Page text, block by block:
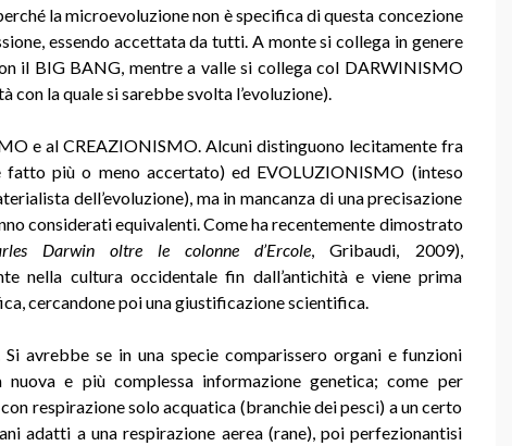
la microevoluzione non è specifica di questa concezione
essendo accettata da tutti. A monte si collega in genere
il BIG BANG, mentre a valle si collega col DARWINISMO
con la quale si sarebbe svolta l’evoluzione).
e al CREAZIONISMO. Alcuni distinguono lecitamente fra
fatto più o meno accertato) ed EVOLUZIONISMO (inteso
dell’evoluzione), ma in mancanza di una precisazione
considerati equivalenti. Come ha recentemente dimostrato
Darwin oltre le colonne d’Ercole , Gribaudi, 2009),
nella cultura occidentale fin dall’antichità e viene prima
cercandone poi una giustificazione scientifica.
Si avrebbe se in una specie comparissero organi e funzioni
nuova e più complessa informazione genetica; come per
respirazione solo acquatica (branchie dei pesci) a un certo
adatti a una respirazione aerea (rane), poi perfezionantisi